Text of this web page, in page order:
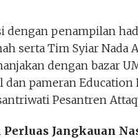
dengan penampilan
serta Tim Syiar Nada
dengan bazar
pameran
Pesantren
Perluas Jangkauan